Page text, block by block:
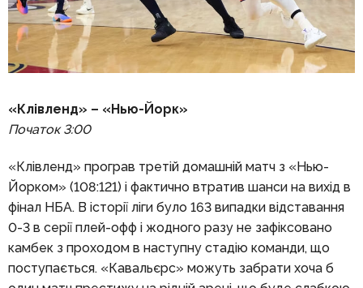
«Клівленд» – «Нью-Йорк»
Початок 3:00
«Клівленд» програв третій домашній матч з «Нью-
Йорком» (108:121) і фактично втратив шанси на вихід в
фінал НБА. В історії ліги було 163 випадки відставання
0-3 в серії плей-офф і жодного разу не зафіксовано
камбек з проходом в наступну стадію команди, що
поступається. «Кавальєрс» можуть забрати хоча б